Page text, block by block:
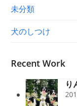
未分類
犬のしつけ
Recent Work
り